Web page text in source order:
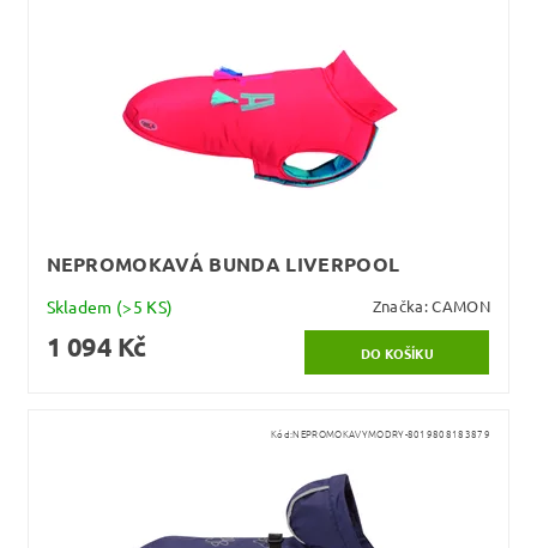
NEPROMOKAVÁ BUNDA LIVERPOOL
Skladem (>5 KS) Značka:CAMON
1 094 Kč
Kód:NEPROMOKAVYMODRY-8019808183879